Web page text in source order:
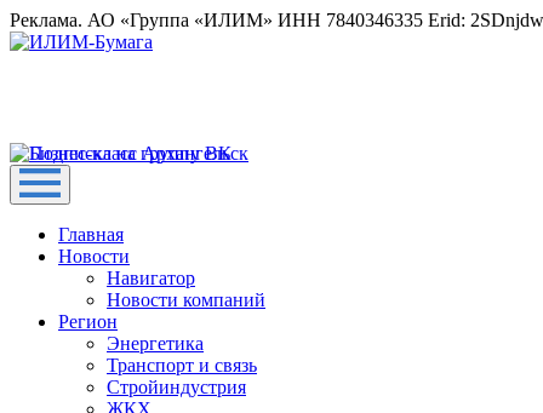
Реклама. АО «Группа «ИЛИМ» ИНН 7840346335 Erid:
Главная
Новости
Навигатор
Новости компаний
Регион
Энергетика
Транспорт и связь
Стройиндустрия
ЖКХ